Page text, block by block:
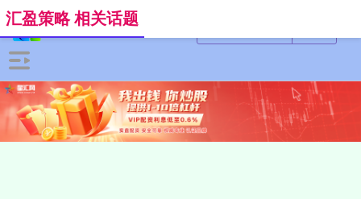
汇盈策略 相关话题